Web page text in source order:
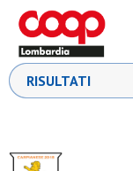
RISULTATI